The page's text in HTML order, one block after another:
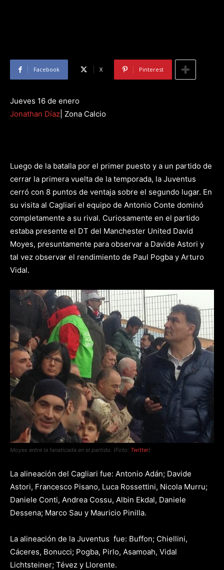
Facebook X Pinterest
Jueves 16 de enero
Jonathan Díaz | Zona Calcio
Luego de la batalla por el primer puesto y a un partido de
cerrar la primera vuelta de la temporada, la Juventus
cerró con 8 puntos de ventaja sobre el segundo lugar. En
su visita al Cagliari el equipo de Antonio Conte dominó
completamente a su rival. Curiosamente en el partido
estaba presente el DT del Manchester United David
Moyes, presuntamente para observar a Davide Astori y
tal vez observar el rendimiento de Paul Pogba y Arturo
Vidal.
Moyes entre la fanaticada en el partido. (Foto: Twitter)
La alineación del Cagliari fue: Antonio Adán; Davide
Astori, Francesco Pisano, Luca Rossettini, Nicola Murru;
Daniele Conti, Andrea Cossu, Albin Ekdal, Daniele
Dessena; Marco Sau y Mauricio Pinilla.
La alineación de la Juventus fue: Buffon; Chiellini,
Cáceres, Bonucci; Pogba, Pirlo, Asamoah, Vidal
Lichtsteiner; Tévez y Llorente.